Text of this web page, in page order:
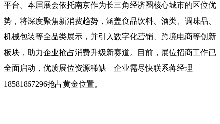
平台。本届展会依托南京作为长三角经济圈核心城市的区位优
势，将深度聚焦新消费趋势，涵盖食品饮料、酒类、调味品、
机械包装等全品类展示，并引入数字化营销、跨境电商等创新
板块，助力企业抢占消费升级新赛道。目前，展位招商工作已
全面启动，优质展位资源稀缺，企业需尽快联系蒋经理
18581867296抢占黄金位置。